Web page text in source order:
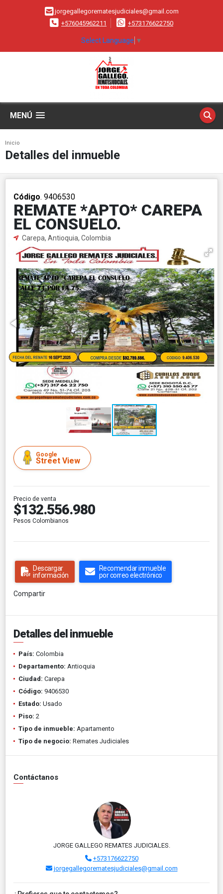
jorgegallegorematesjudiciales@gmail.com
+576045962211
+573176622750
Select Language ▼
MENÚ
Inicio
Detalles del inmueble
Código. 9406530
REMATE *APTO* CAREPA
EL CONSUELO.
Carepa, Antioquia, Colombia
Google
Street View
Precio de venta
$132.556.980
Pesos Colombianos
Descargar
información
Recomendar inmueble
por correo electrónico
Compartir
Detalles del inmueble
País: Colombia
Departamento: Antioquia
Ciudad: Carepa
Código: 9406530
Estado: Usado
Piso: 2
Tipo de inmueble: Apartamento
Tipo de negocio: Remates Judiciales
Contáctanos
JORGE GALLEGO REMATES JUDICIALES.
+573176622750
jorgegallegorematesjudiciales@gmail.com